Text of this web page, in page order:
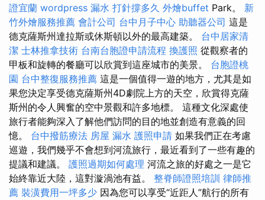
證宜蘭 wordpress 漏水 打針撐多久 外燴buffet Park。 新
竹外燴服務推薦 會計公司 台中月子中心 助聽器公司 這是
德克薩斯州達拉斯或休斯頓以外的最高建築。 台中居家清
潔 士林推拿技術 台南台胞證申請流程 換護照 從觀察者的
甲板和旋轉的餐廳可以欣賞到這座城市的美景。 台胞證桃
園 台中整復服務推薦 這是一個值得一遊的地方，尤其是如
果您決定享受德克薩斯州4D劇院上方的天空，欣賞得克薩
斯州的令人興奮的空中景觀和許多地標。 這種文化深處使
旅行者能夠深入了解他們訪問的目的地並創造有意義的回
憶。 台中撥筋療法 房屋 漏水 護照申請 如果我們正在考慮
巡遊，我們幾乎不會想到河流旅行，最近看到了一些有趣的
提議和建議。 護照過期如何處理 河流之旅的好處之一是它
始終靠近大陸，這對漩渦池有益。 整脊師證照培訓 律師推
薦 裝潢費用一坪多少 因為您可以享受“近距人”航行的所有